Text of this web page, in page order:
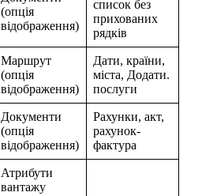
(опція
відображення)
список без
прихованих
рядків
Маршрут
(опція
відображення)
Дати, країни,
міста, Додати.
послуги
Документи
(опція
відображення)
Рахунки, акт,
рахунок-
фактура
Атрибути
вантажу